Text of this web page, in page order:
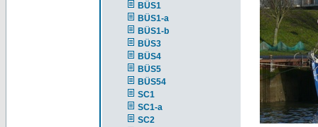
BÜS1
BÜS1-a
BÜS1-b
BÜS3
BÜS4
BÜS5
BÜS54
SC1
SC1-a
SC2